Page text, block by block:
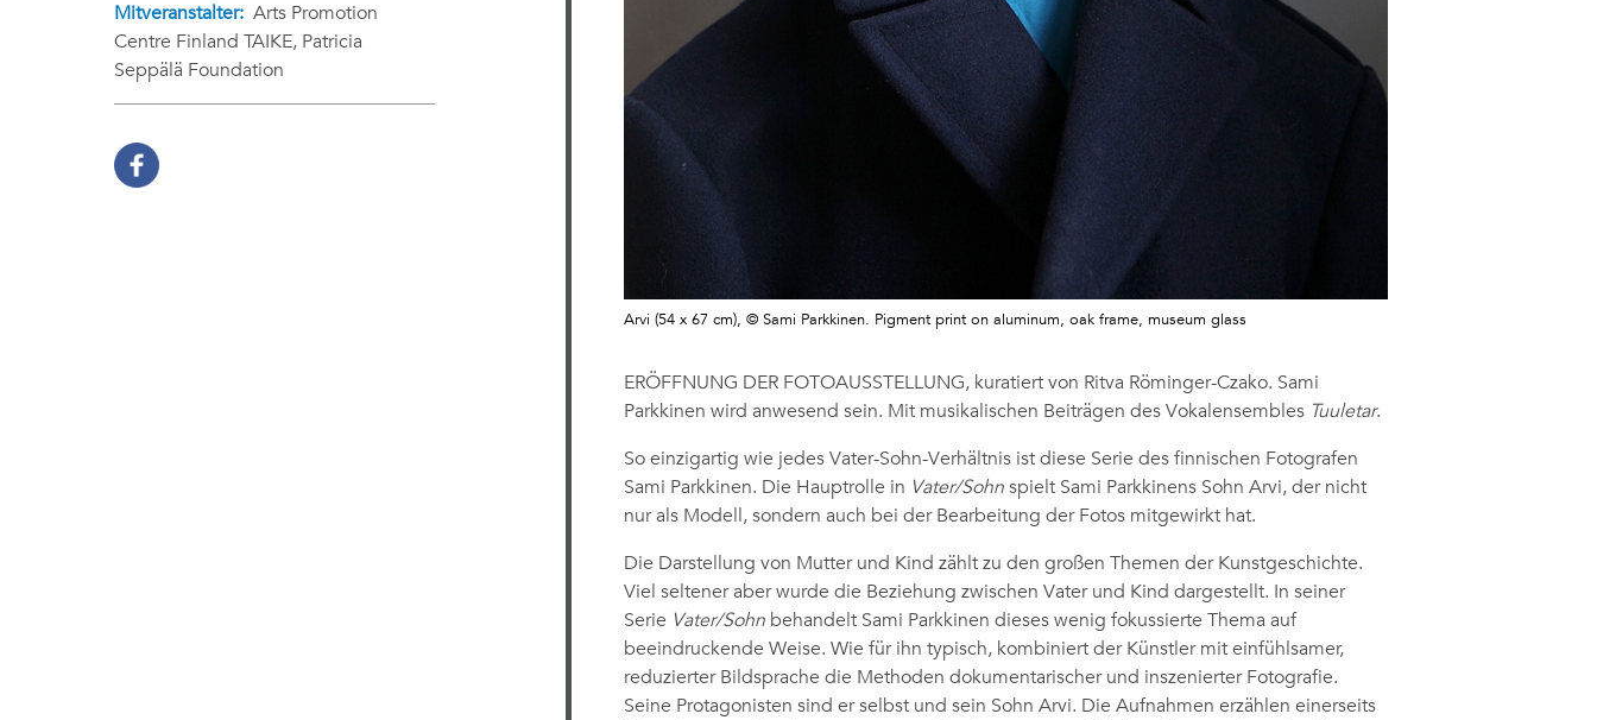
Mitveranstalter: Arts Promotion
Centre Finland TAIKE, Patricia
Seppälä Foundation
Arvi (54 x 67 cm), © Sami Parkkinen. Pigment print on aluminum, oak frame, museum glass
ERÖFFNUNG DER FOTOAUSSTELLUNG, kuratiert von Ritva Röminger-Czako. Sami
Parkkinen wird anwesend sein. Mit musikalischen Beiträgen des Vokalensembles Tuuletar.
So einzigartig wie jedes Vater-Sohn-Verhältnis ist diese Serie des finnischen Fotografen
Sami Parkkinen. Die Hauptrolle in Vater/Sohnspielt Sami Parkkinens Sohn Arvi, der nicht
nur als Modell, sondern auch bei der Bearbeitung der Fotos mitgewirkt hat.
Die Darstellung von Mutter und Kind zählt zu den großen Themen der Kunstgeschichte.
Viel seltener aber wurde die Beziehung zwischen Vater und Kind dargestellt. In seiner
Serie Vater/Sohnbehandelt Sami Parkkinen dieses wenig fokussierte Thema auf
beeindruckende Weise. Wie für ihn typisch, kombiniert der Künstler mit einfühlsamer,
reduzierter Bildsprache die Methoden dokumentarischer und inszenierter Fotografie.
Seine Protagonisten sind er selbst und sein Sohn Arvi. Die Aufnahmen erzählen einerseits